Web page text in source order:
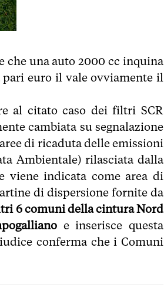
una auto 2000 cc inquina
pari euro il vale ovviamente il
al citato caso dei filtri SCR
cambiata su segnalazione
di ricaduta delle emissioni
Ambientale) rilasciata dalla
viene indicata come area di
di dispersione fornite da
6 comuni della cintura Nord
e inserisce questa
conferma che i Comuni